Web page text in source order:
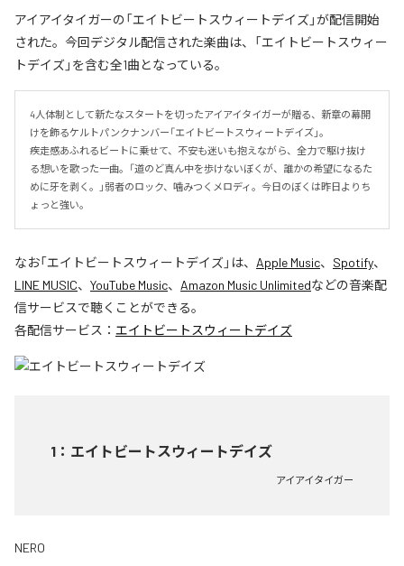
アイアイタイガーの「エイトビートスウィートデイズ」が配信開始
された。今回デジタル配信された楽曲は、「エイトビートスウィー
トデイズ」を含む全1曲となっている。
4人体制として新たなスタートを切ったアイアイタイガーが贈る、新章の幕開
けを飾るケルトパンクナンバー「エイトビートスウィートデイズ」。
疾走感あふれるビートに乗せて、不安も迷いも抱えながら、全力で駆け抜け
る想いを歌った一曲。「道のど真ん中を歩けないぼくが、誰かの希望になるた
めに牙を剥く。」弱者のロック、噛みつくメロディ。今日のぼくは昨日よりち
ょっと強い。
なお「エイトビートスウィートデイズ」は、 Apple Music、 Spotify、
LINE MUSIC、 YouTube Music、 Amazon Music Unlimitedなどの音楽配
信サービスで聴くことができる。
各配信サービス： エイトビートスウィートデイズ
1 ： エイトビートスウィートデイズ
アイアイタイガー
NERO